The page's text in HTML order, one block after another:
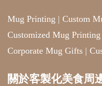
Mug Printing | Custom
Customized Mug Printing
Corporate Mug Gifts |
關於客製化美食周